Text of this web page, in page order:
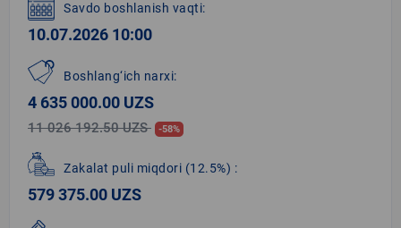
Savdo boshlanish vaqti:
10.07.2026 10:00
Boshlang‘ich narxi:
4 635 000.00 UZS
11 026 192.50 UZS -58%
Zakalat puli miqdori (12.5%) :
579 375.00 UZS